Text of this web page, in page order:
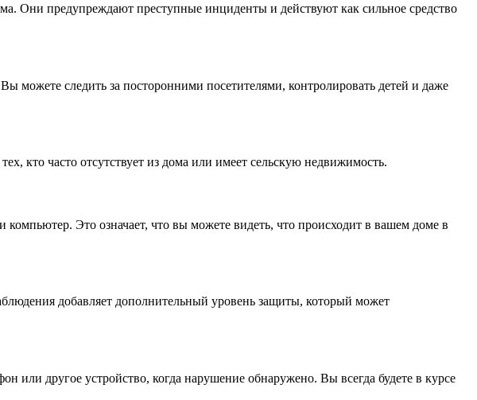
Они предупреждают преступные инциденты и действуют как сильное средство
можете следить за посторонними посетителями, контролировать детей и даже
кто часто отсутствует из дома или имеет сельскую недвижимость.
Это означает, что вы можете видеть, что происходит в вашем доме в
добавляет дополнительный уровень защиты, который может
другое устройство, когда нарушение обнаружено. Вы всегда будете в курсе